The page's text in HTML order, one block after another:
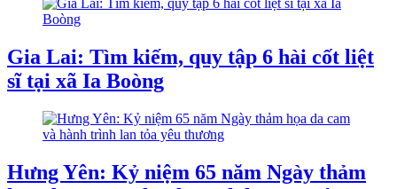
Gia Lai: Tìm kiếm, quy tập 6 hài cốt liệt
sĩ tại xã Ia Boòng
Hưng Yên: Kỷ niệm 65 năm Ngày thảm